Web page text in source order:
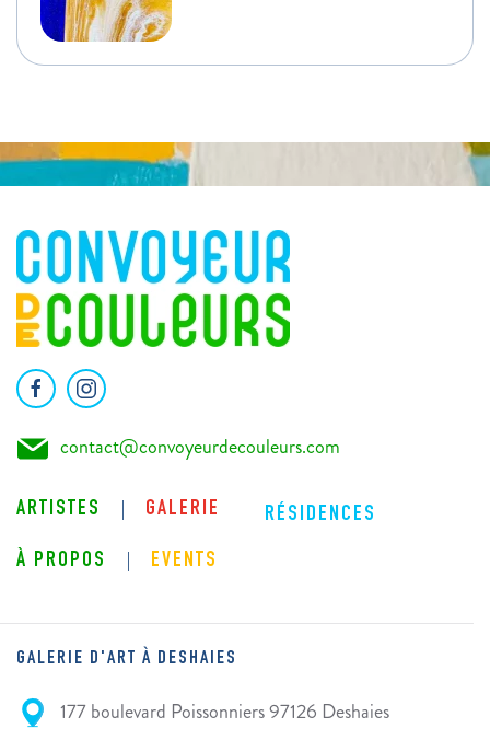
contact@convoyeurdecouleurs.com
ARTISTES GALERIE RÉSIDENCES
À PROPOS EVENTS
GALERIE D'ART À DESHAIES
177 boulevard Poissonniers 97126 Deshaies